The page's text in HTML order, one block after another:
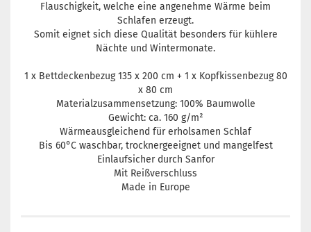
Flauschigkeit, welche eine angenehme Wärme beim
Schlafen erzeugt.
Somit eignet sich diese Qualität besonders für kühlere
Nächte und Wintermonate.
1 x Bettdeckenbezug 135 x 200 cm + 1 x Kopfkissenbezug 80
x 80 cm
Materialzusammensetzung: 100% Baumwolle
Gewicht: ca. 160 g/m²
Wärmeausgleichend für erholsamen Schlaf
Bis 60°C waschbar, trocknergeeignet und mangelfest
Einlaufsicher durch Sanfor
Mit Reißverschluss
Made in Europe